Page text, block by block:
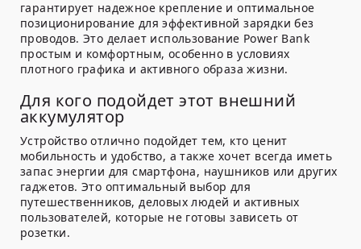
гарантирует надежное крепление и оптимальное
позиционирование для эффективной зарядки без
проводов. Это делает использование Power Bank
простым и комфортным, особенно в условиях
плотного графика и активного образа жизни.
Для кого подойдет этот внешний
аккумулятор
Устройство отлично подойдет тем, кто ценит
мобильность и удобство, а также хочет всегда иметь
запас энергии для смартфона, наушников или других
гаджетов. Это оптимальный выбор для
путешественников, деловых людей и активных
пользователей, которые не готовы зависеть от
розетки.